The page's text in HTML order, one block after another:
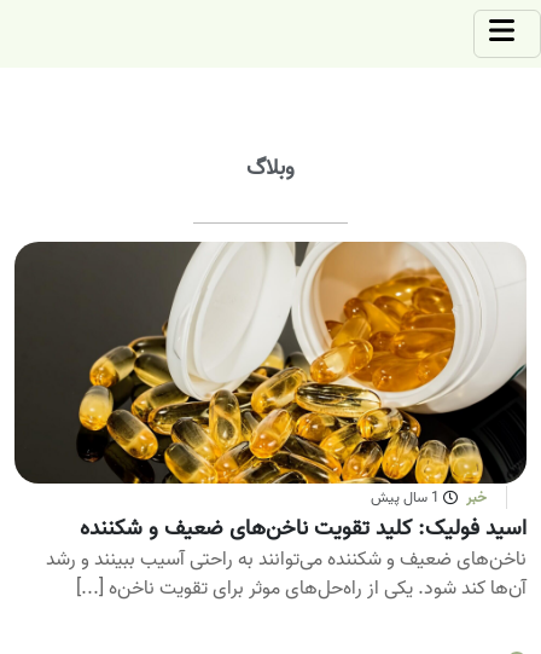
وبلاگ
خبر 1 سال پیش
اسید فولیک: کلید تقویت ناخن‌های ضعیف و شکننده
ناخن‌های ضعیف و شکننده می‌توانند به راحتی آسیب ببینند و رشد
آن‌ها کند شود. یکی از راه‌حل‌های موثر برای تقویت ناخن‌ه [...]